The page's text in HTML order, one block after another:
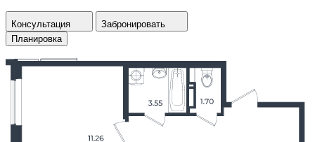
Консультация
Забронировать
Планировка